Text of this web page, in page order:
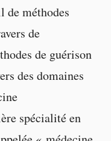
de méthodes
de
de guérison
des domaines
spécialité en